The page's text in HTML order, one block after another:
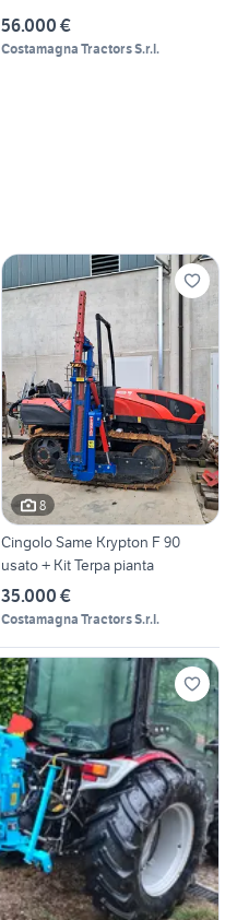
56.000 €
Costamagna Tractors S.r.l.
8
Cingolo Same Krypton F 90
usato + Kit Terpa pianta
35.000 €
Costamagna Tractors S.r.l.